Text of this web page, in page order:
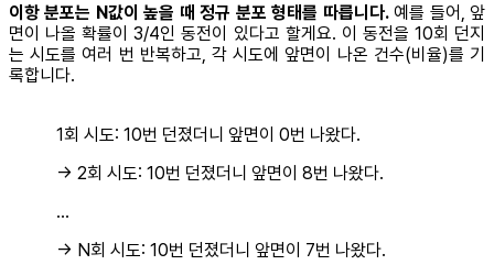
이항 분포는 N값이 높을 때 정규 분포 형태를 따릅니다.예를 들어, 앞
면이 나올 확률이 3/4인 동전이 있다고 할게요. 이 동전을 10회 던지
는 시도를 여러 번 반복하고, 각 시도에 앞면이 나온 건수(비율)를 기
록합니다.
1회 시도: 10번 던졌더니 앞면이 0번 나왔다.
-> 2회 시도: 10번 던졌더니 앞면이 8번 나왔다.
...
-> N회 시도: 10번 던졌더니 앞면이 7번 나왔다.